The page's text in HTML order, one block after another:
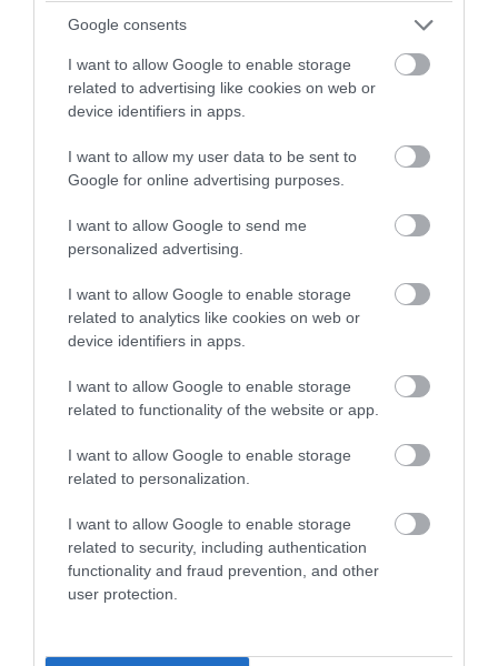
Google consents
I want to allow Google to enable storage
related to advertising like cookies on web or
device identifiers in apps.
I want to allow my user data to be sent to
Google for online advertising purposes.
I want to allow Google to send me
personalized advertising.
I want to allow Google to enable storage
related to analytics like cookies on web or
device identifiers in apps.
I want to allow Google to enable storage
related to functionality of the website or app.
I want to allow Google to enable storage
related to personalization.
I want to allow Google to enable storage
related to security, including authentication
functionality and fraud prevention, and other
user protection.